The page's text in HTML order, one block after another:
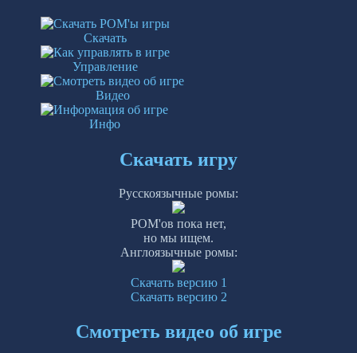
Скачать
Управление
Видео
Инфо
Скачать игру
Русскоязычные ромы:
РОМ'ов пока нет,
но мы ищем.
Англоязычные ромы:
Скачать версию 1
Скачать версию 2
Смотреть видео об игре